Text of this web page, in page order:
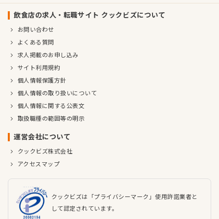
飲食店の求人・転職サイト クックビズについて
お問い合わせ
よくある質問
求人掲載のお申し込み
サイト利用規約
個人情報保護方針
個人情報の取り扱いについて
個人情報に関する公表文
取扱職種の範囲等の明示
運営会社について
クックビズ株式会社
アクセスマップ
クックビズは「プライバシーマーク」使用許諾業者と
して認定されています。